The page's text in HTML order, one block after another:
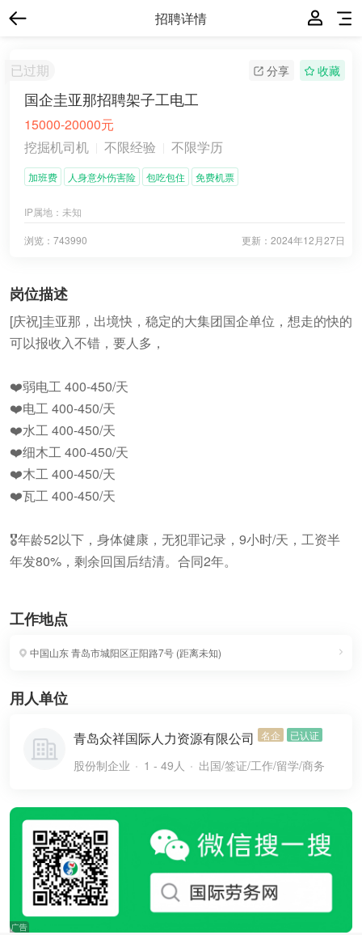
招聘详情
分享 收藏
已过期
国企圭亚那招聘架子工电工
15000-20000元
挖掘机司机
不限经验 不限学历
加班费 人身意外伤害险 包吃包住 免费机票
IP属地： 未知
更新： 2024年12月27日
浏览：743990
岗位描述
[庆祝]圭亚那，出境快，稳定的大集团国企单位，想走的快的
可以报收入不错，要人多，
❤️弱电工 400-450/天
❤️电工 400-450/天
❤️水工 400-450/天
❤️细木工 400-450/天
❤️木工 400-450/天
❤️瓦工 400-450/天
🎖年龄52以下，身体健康，无犯罪记录，9小时/天，工资半
年发80%，剩余回国后结清。合同2年。
工作地点
中国山东青岛市城阳区正阳路7号 (距离未知)
用人单位
青岛众祥国际人力资源有限公司 名企 已认证
股份制企业 1 - 49人 出国/签证/工作/留学/商务